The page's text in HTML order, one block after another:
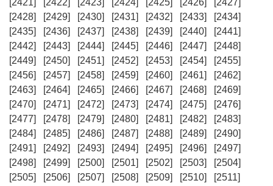
[2421]
[2422] [2423] [2424] [2425] [2426]
[2427]
[2428]
[2429] [2430] [2431] [2432] [2433]
[2434]
[2435]
[2436] [2437] [2438] [2439] [2440]
[2441]
[2442]
[2443] [2444] [2445] [2446] [2447]
[2448]
[2449]
[2450] [2451] [2452] [2453] [2454]
[2455]
[2456]
[2457] [2458] [2459] [2460] [2461]
[2462]
[2463]
[2464] [2465] [2466] [2467] [2468]
[2469]
[2470]
[2471] [2472] [2473] [2474] [2475]
[2476]
[2477]
[2478] [2479] [2480] [2481] [2482]
[2483]
[2484]
[2485] [2486] [2487] [2488] [2489]
[2490]
[2491]
[2492] [2493] [2494] [2495] [2496]
[2497]
[2498]
[2499] [2500] [2501] [2502] [2503]
[2504]
[2505]
[2506] [2507] [2508] [2509] [2510]
[2511]